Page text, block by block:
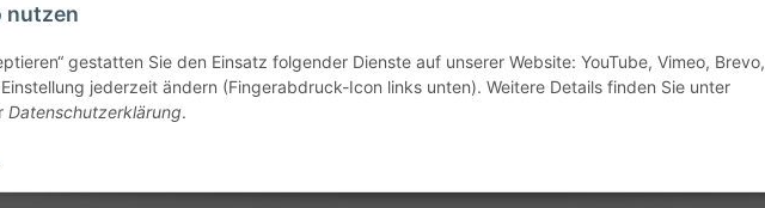
nutzen
gestatten Sie den Einsatz folgender Dienste auf unserer Website: YouTube, Vimeo, Brevo,
jederzeit ändern (Fingerabdruck-Icon links unten). Weitere Details finden Sie unter
Datenschutzerklärung.